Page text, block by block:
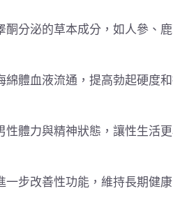
酮分泌的草本成分，如人參、
綿體血液流通，提高勃起硬度
體力與精神狀態，讓性生活
步改善性功能，維持長期健康